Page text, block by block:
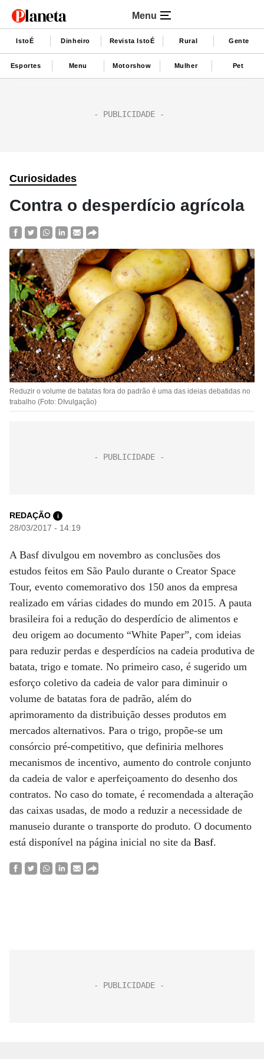
Menu
IstoÉ Dinheiro Revista IstoÉ Rural Gente
Esportes Menu Motorshow Mulher Pet
Curiosidades
Contra o desperdício agrícola
Reduzir o volume de batatas fora do padrão é uma das ideias debatidas no
trabalho (Foto: DIvulgação)
REDAÇÃO i
28/03/2017 - 14:19
A Basf divulgou em novembro as conclusões dos
estudos feitos em São Paulo durante o Creator Space
Tour, evento comemorativo dos 150 anos da empresa
realizado em várias cidades do mundo em 2015. A pauta
brasileira foi a redução do desperdício de alimentos e
deu origem ao documento “White Paper”, com ideias
para reduzir perdas e desperdícios na cadeia produtiva de
batata, trigo e tomate. No primeiro caso, é sugerido um
esforço coletivo da cadeia de valor para diminuir o
volume de batatas fora de padrão, além do
aprimoramento da distribuição desses produtos em
mercados alternativos. Para o trigo, propõe-se um
consórcio pré-competitivo, que definiria melhores
mecanismos de incentivo, aumento do controle conjunto
da cadeia de valor e aperfeiçoamento do desenho dos
contratos. No caso do tomate, é recomendada a alteração
das caixas usadas, de modo a reduzir a necessidade de
manuseio durante o transporte do produto. O documento
está disponível na página inicial no site da Basf.